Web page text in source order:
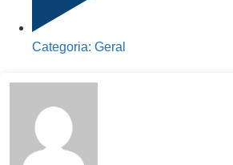
Categoria: Geral